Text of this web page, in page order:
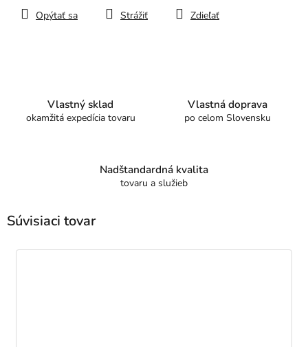
Opýtať sa Strážiť Zdieľať
Vlastný sklad
okamžitá expedícia tovaru
Vlastná doprava
po celom Slovensku
Nadštandardná kvalita
tovaru a služieb
Súvisiaci tovar